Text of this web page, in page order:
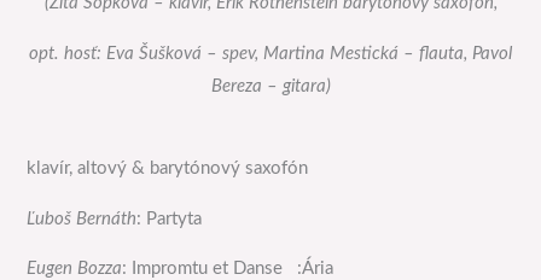
opt. hosť: Eva Šušková – spev, Martina Mestická – flauta, Pavol
Bereza – gitara)
klavír, altový & barytónový saxofón
Ľuboš Bernáth: Partyta
Eugen Bozza: Impromtu et Danse :Ária